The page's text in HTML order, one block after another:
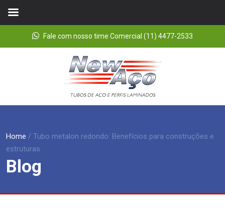
Fale com nosso time Comercial (11) 4477-2533
Home / Tubo metalon redondo: Benefícios para construções e
estruturas
Blog